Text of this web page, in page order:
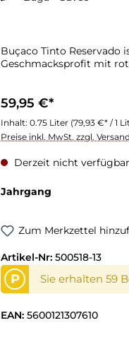
Buçaco Tinto Reservado
Geschmacksprofit mit
59,95 €*
Inhalt: 0.75 Liter (79,93 €* / 1
Preise inkl. MwSt. zzgl.
Derzeit nicht verfügbar
Jahrgang
Zum Merkzettel
Artikel-Nr: 500518-13
P Sie erhalten 59
EAN: 5600121307610